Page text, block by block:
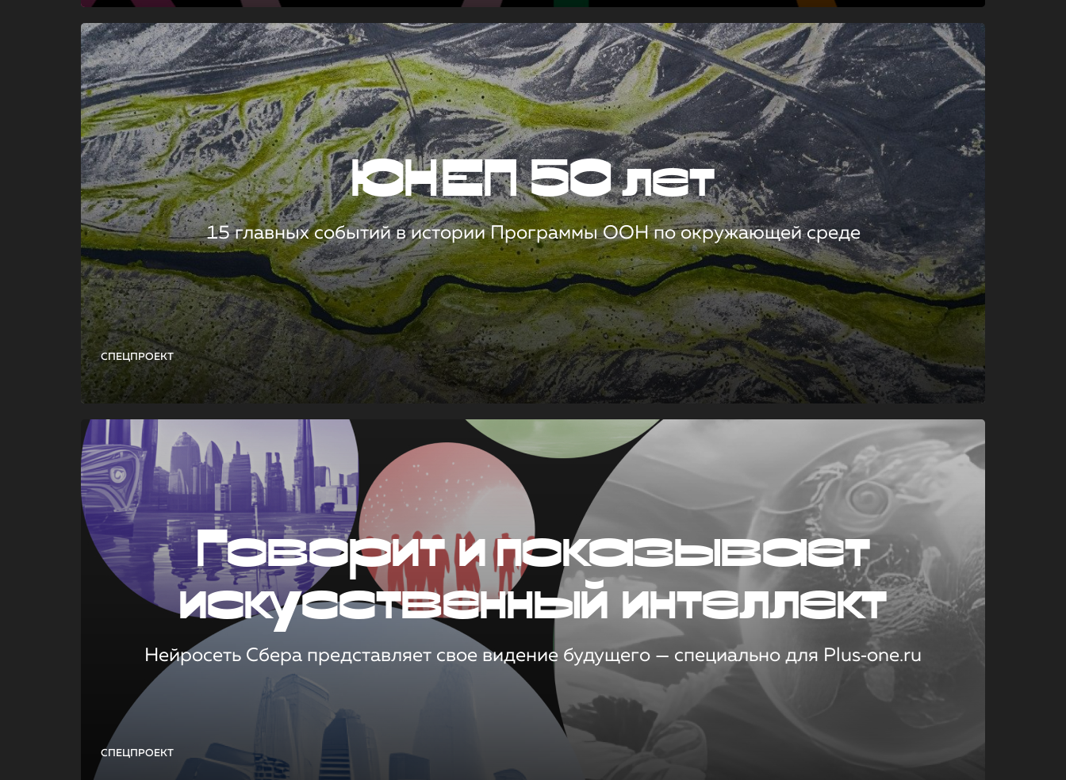
СПЕЦПРОЕКТ
ЮНЕП 50 лет
15 главных событий в истории Программы ООН по окружающей среде
СПЕЦПРОЕКТ
Говорит и показывает
искусственный интеллект
Нейросеть Сбера представляет свое видение будущего — специально для Plus‑one.ru